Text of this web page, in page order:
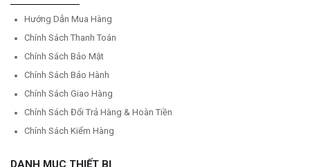
Hướng Dẫn Mua Hàng
Chính Sách Thanh Toán
Chính Sách Bảo Mật
Chính Sách Bảo Hành
Chính Sách Giao Hàng
Chính Sách Đổi Trả Hàng & Hoàn Tiền
Chính Sách Kiểm Hàng
DANH MỤC THIẾT BỊ